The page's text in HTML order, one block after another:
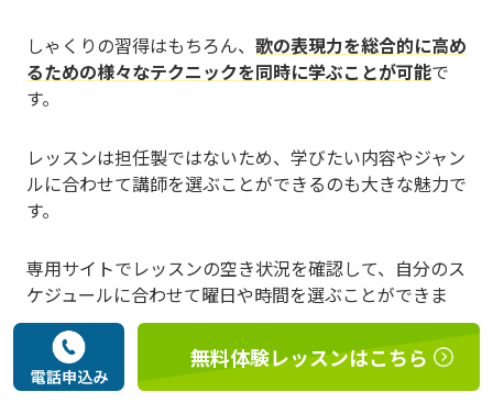
無料体験レッスンはこちら
しゃくりの習得はもちろん、 歌の表現力を総合的に高め
るための様々なテクニックを同時に学ぶことが可能で
す。
レッスンは担任製ではないため、学びたい内容やジャン
ルに合わせて講師を選ぶことができるのも大きな魅力で
す。
専用サイトでレッスンの空き状況を確認して、自分のス
ケジュールに合わせて曜日や時間を選ぶことができま
す。
シアーミュージックで